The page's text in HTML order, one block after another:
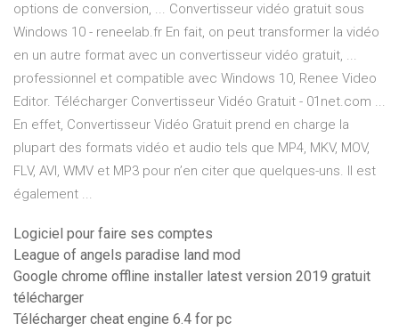
options de conversion, ... Convertisseur vidéo gratuit sous
Windows 10 - reneelab.fr En fait, on peut transformer la vidéo
en un autre format avec un convertisseur vidéo gratuit, ...
professionnel et compatible avec Windows 10, Renee Video
Editor. Télécharger Convertisseur Vidéo Gratuit - 01net.com ...
En effet, Convertisseur Vidéo Gratuit prend en charge la
plupart des formats vidéo et audio tels que MP4, MKV, MOV,
FLV, AVI, WMV et MP3 pour n’en citer que quelques-uns. Il est
également ...
Logiciel pour faire ses comptes
League of angels paradise land mod
Google chrome offline installer latest version 2019 gratuit
télécharger
Télécharger cheat engine 6.4 for pc